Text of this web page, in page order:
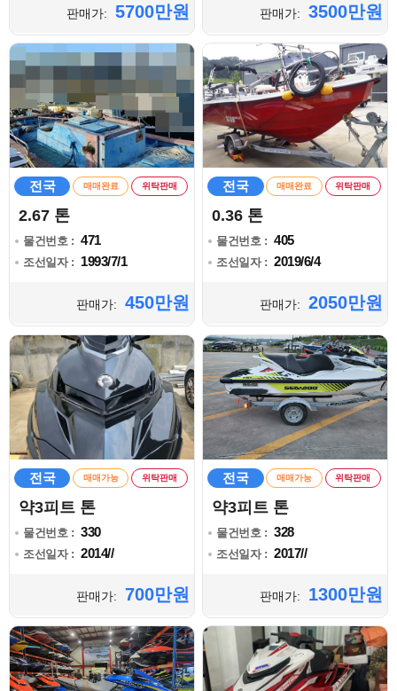
판매가: 5700만원 판매가: 3500만원
전국 매매완료 위탁판매
2.67 톤
물건번호 : 471
조선일자 : 1993/7/1
판매가: 450만원
전국 매매완료 위탁판매
0.36 톤
물건번호 : 405
조선일자 : 2019/6/4
판매가: 2050만원
전국 매매가능 위탁판매
약3피트 톤
물건번호 : 330
조선일자 : 2014//
판매가: 700만원
전국 매매가능 위탁판매
약3피트 톤
물건번호 : 328
조선일자 : 2017//
판매가: 1300만원